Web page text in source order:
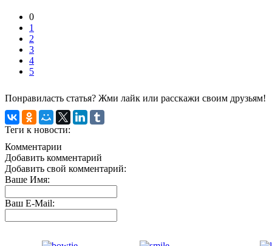
0
1
2
3
4
5
Понравиласть статья? Жми лайк или расскажи своим друзьям!
Теги к новости:
Комментарии
Добавить комментарий
Добавить свой комментарий:
Ваше Имя:
Ваш E-Mail: